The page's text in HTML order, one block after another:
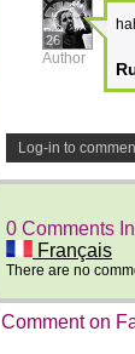
26
Author
Log-in to
0 Comments
Français
There are no
Comment on